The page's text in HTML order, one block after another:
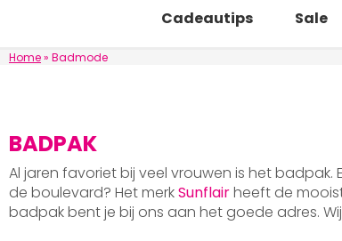
Cadeautips Sale
Home» Badmode
BADPAK
Al jaren favoriet bij veel vrouwen is het badpak.
de boulevard? Het merkSunflairheeft de
badpak bent je bij ons aan het goede adres.